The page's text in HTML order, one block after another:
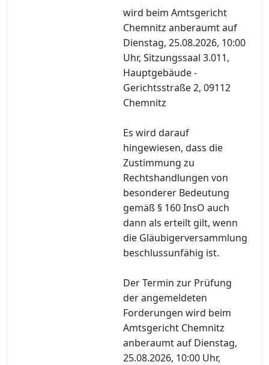
wird beim Amtsgericht
Chemnitz anberaumt auf
Dienstag, 25.08.2026, 10:00
Uhr, Sitzungssaal 3.011,
Hauptgebäude -
Gerichtsstraße 2, 09112
Chemnitz
Es wird darauf
hingewiesen, dass die
Zustimmung zu
Rechtshandlungen von
besonderer Bedeutung
gemäß § 160 InsO auch
dann als erteilt gilt, wenn
die Gläubigerversammlung
beschlussunfähig ist.
Der Termin zur Prüfung
der angemeldeten
Forderungen wird beim
Amtsgericht Chemnitz
anberaumt auf Dienstag,
25.08.2026, 10:00 Uhr,